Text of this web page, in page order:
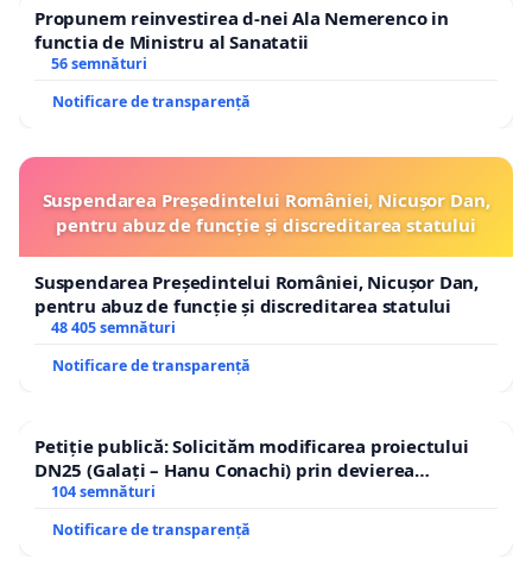
Propunem reinvestirea d-nei Ala Nemerenco in
functia de Ministru al Sanatatii
56 semnături
Notificare de transparență
Suspendarea Președintelui României, Nicușor Dan,
pentru abuz de funcție și discreditarea statului
Suspendarea Președintelui României, Nicușor Dan,
pentru abuz de funcție și discreditarea statului
48 405 semnături
Notificare de transparență
Petiție publică: Solicităm modificarea proiectului
DN25 (Galați – Hanu Conachi) prin devierea
traseului în afara localităților!
104 semnături
Notificare de transparență